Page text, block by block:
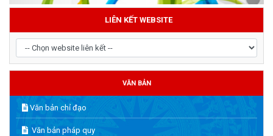
LIÊN KẾT WEBSITE
VĂN BẢN
Văn bản chỉ đạo
Văn bản pháp quy